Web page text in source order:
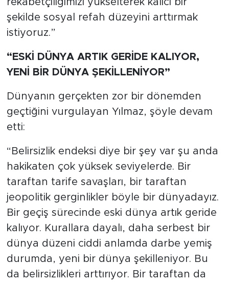
rekabetçiliğimizi yükselterek kalıcı bir
şekilde sosyal refah düzeyini arttırmak
istiyoruz.”
“ESKİ DÜNYA ARTIK GERİDE KALIYOR,
YENİ BİR DÜNYA ŞEKİLLENİYOR”
Dünyanın gerçekten zor bir dönemden
geçtiğini vurgulayan Yılmaz, şöyle devam
etti:
“Belirsizlik endeksi diye bir şey var şu anda
hakikaten çok yüksek seviyelerde. Bir
taraftan tarife savaşları, bir taraftan
jeopolitik gerginlikler böyle bir dünyadayız.
Bir geçiş sürecinde eski dünya artık geride
kalıyor. Kurallara dayalı, daha serbest bir
dünya düzeni ciddi anlamda darbe yemiş
durumda, yeni bir dünya şekilleniyor. Bu
da belirsizlikleri arttırıyor. Bir taraftan da